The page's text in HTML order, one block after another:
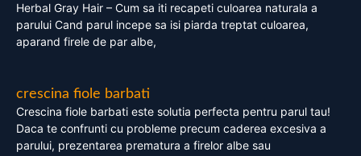
Herbal Gray Hair – Cum sa iti recapeti culoarea naturala a
parului Cand parul incepe sa isi piarda treptat culoarea,
aparand firele de par albe,
crescina fiole barbati
Crescina fiole barbati este solutia perfecta pentru parul tau!
Daca te confrunti cu probleme precum caderea excesiva a
parului, prezentarea prematura a firelor albe sau